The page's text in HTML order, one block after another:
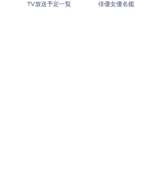
TV放送予定一覧 俳優女優名鑑